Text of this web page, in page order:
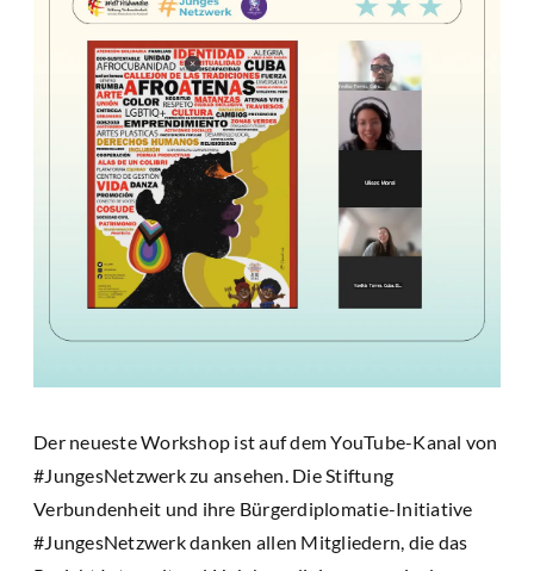
Der neueste Workshop ist auf dem YouTube-Kanal von
#JungesNetzwerk zu ansehen. Die Stiftung
Verbundenheit und ihre Bürgerdiplomatie-Initiative
#JungesNetzwerk danken allen Mitgliedern, die das